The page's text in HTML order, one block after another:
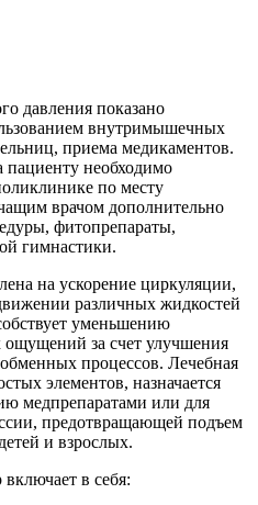
давления показано
внутримышечных
приема медикаментов.
пациенту необходимо
по месту
врачом дополнительно
фитопрепараты,
гимнастики.
на ускорение циркуляции,
различных жидкостей
уменьшению
за счет улучшения
процессов. Лечебная
элементов, назначается
медпрепаратами или для
предотвращающей подъем
и взрослых.
в себя: